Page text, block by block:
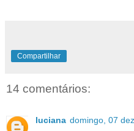
Compartilhar
14 comentários:
luciana domingo, 07